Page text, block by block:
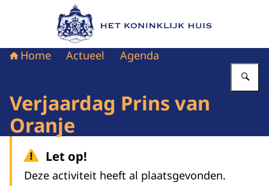
Naar de homepage van Het Koninklijk Huis
Home Actueel Agenda
Verjaardag Prins van
Oranje
Let op!
Deze activiteit heeft al plaatsgevonden.